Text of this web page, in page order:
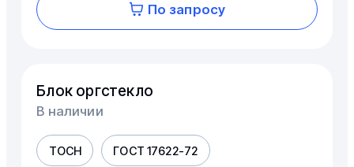
По запросу
Блок оргстекло
В наличии
ТОСН ГОСТ 17622-72